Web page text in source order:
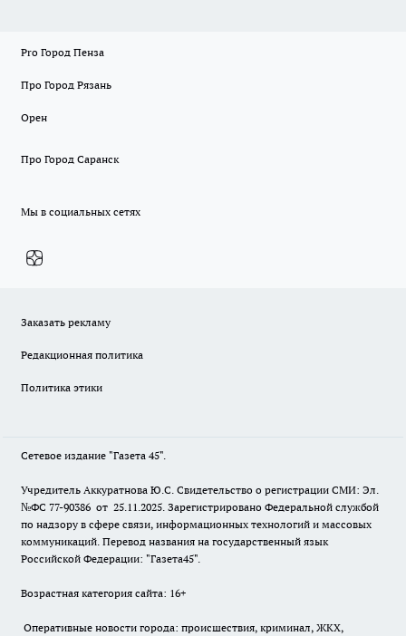
Pro Город Пенза
Про Город Рязань
Орен
Про Город Саранск
Мы в социальных сетях
Заказать рекламу
Редакционная политика
Политика этики
Сетевое издание "Газета 45".
Учредитель Аккуратнова Ю.С. Свидетельство о регистрации СМИ: Эл.
№ФС 77-90386 от 25.11.2025. Зарегистрировано Федеральной службой
по надзору в сфере связи, информационных технологий и массовых
коммуникаций. Перевод названия на государственный язык
Российской Федерации: "Газета45".
Возрастная категория сайта: 16+
Оперативные новости города: происшествия, криминал, ЖКХ,